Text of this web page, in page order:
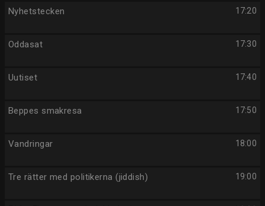
17:20
Nyhetstecken
17:30
Oddasat
17:40
Uutiset
17:50
Beppes smakresa
18:00
Vandringar
19:00
Tre rätter med politikerna (jiddish)